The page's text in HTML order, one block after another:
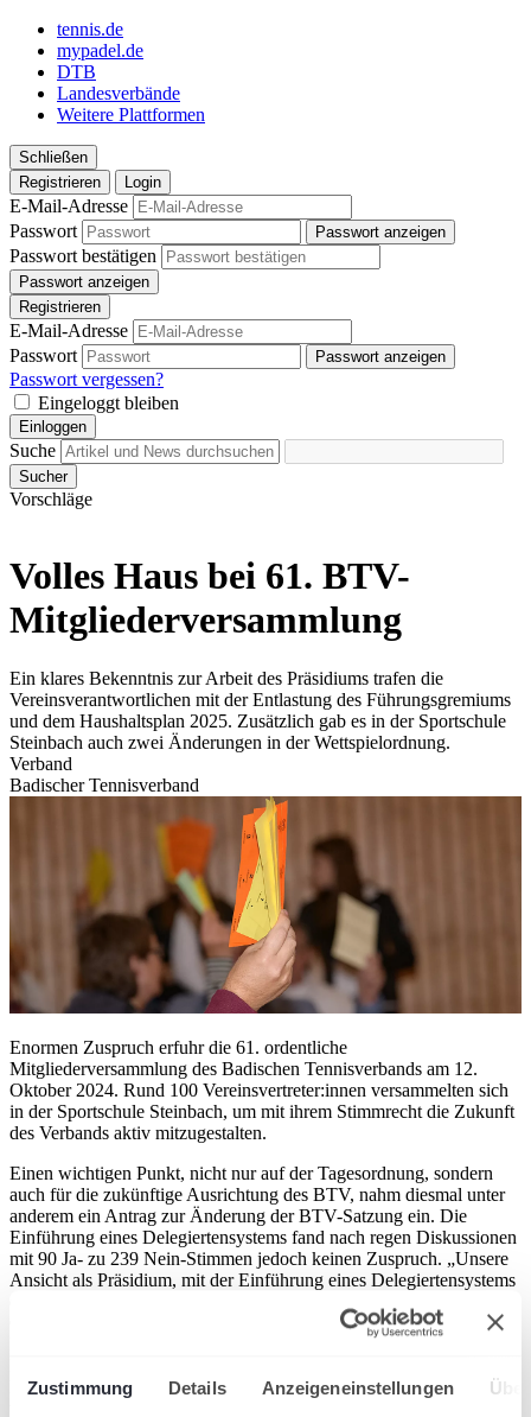
Zustimmung Details Anzeigeneinstellungen
tennis.de
mypadel.de
DTB
Landesverbände
Weitere Plattformen
Schließen
Registrieren
Login
E-Mail-Adresse
Passwort
Passwort anzeigen
Passwort bestätigen
Passwort anzeigen
Registrieren
E-Mail-Adresse
Passwort
Passwort anzeigen
Passwort vergessen?
Eingeloggt bleiben
Einloggen
Suche
Sucher
Vorschläge
Volles Haus bei 61. BTV-
Mitgliederversammlung
Ein klares Bekenntnis zur Arbeit des Präsidiums trafen die
Vereinsverantwortlichen mit der Entlastung des Führungsgremiums
und dem Haushaltsplan 2025. Zusätzlich gab es in der Sportschule
Steinbach auch zwei Änderungen in der Wettspielordnung.
Verband
Badischer Tennisverband
Enormen Zuspruch erfuhr die 61. ordentliche
Mitgliederversammlung des Badischen Tennisverbands am 12.
Oktober 2024. Rund 100 Vereinsvertreter:innen versammelten sich
in der Sportschule Steinbach, um mit ihrem Stimmrecht die Zukunft
des Verbands aktiv mitzugestalten.
Einen wichtigen Punkt, nicht nur auf der Tagesordnung, sondern
auch für die zukünftige Ausrichtung des BTV, nahm diesmal unter
anderem ein Antrag zur Änderung der BTV-Satzung ein. Die
Einführung eines Delegiertensystems fand nach regen Diskussionen
mit 90 Ja- zu 239 Nein-Stimmen jedoch keinen Zuspruch. „Unsere
Ansicht als Präsidium, mit der Einführung eines Delegiertensystems
Clubverantwortlichen keine Mehrheit gefunden. Die
Mitgliederversammlung bleibt somit auch künftig das relevante
Präsident Stefan Bitenc. „Auch, wenn unser Antrag abgelehnt